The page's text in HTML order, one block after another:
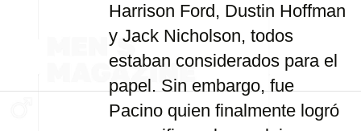
Harrison Ford, Dustin Hoffman
y Jack Nicholson, todos
estaban considerados para el
papel. Sin embargo, fue
Pacino quien finalmente logró